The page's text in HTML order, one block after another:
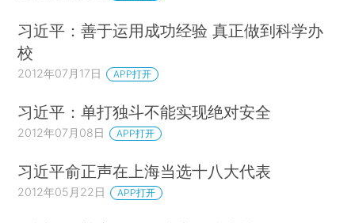
习近平：善于运用成功经验 真正做到科学办
校
2012年07月17日 APP打开
习近平：单打独斗不能实现绝对安全
2012年07月08日 APP打开
习近平俞正声在上海当选十八大代表
2012年05月22日 APP打开